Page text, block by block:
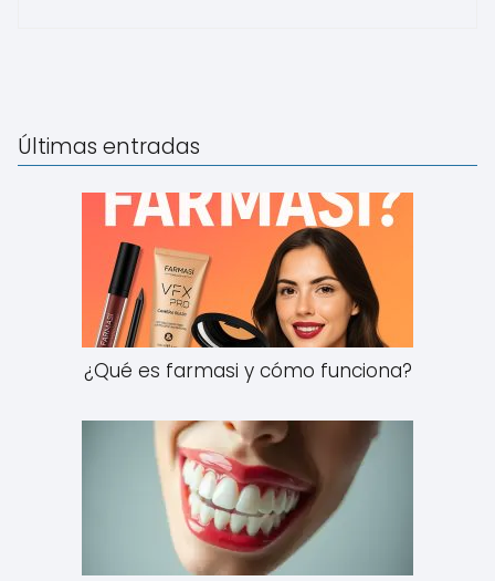
Últimas entradas
¿Qué es farmasi y cómo funciona?